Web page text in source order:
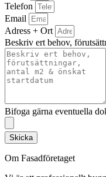
Telefon
Email
Adress + Ort
Beskriv ert behov,
Bifoga gärna eventuella
Skicka
Om Fasadföretaget